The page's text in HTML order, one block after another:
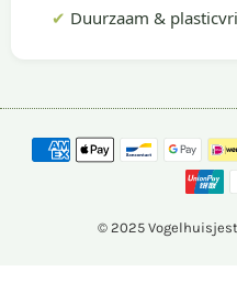
✔ Duurzaam &
© 2025